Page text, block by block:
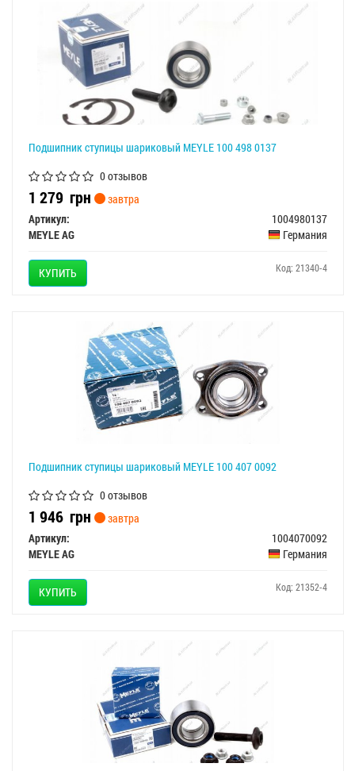
Подшипник ступицы шариковый MEYLE 100 498 0137
0 отзывов
1 279 грн
завтра
Артикул:
1004980137
MEYLE AG
Германия
КУПИТЬ Код: 21340-4
Подшипник ступицы шариковый MEYLE 100 407 0092
0 отзывов
1 946 грн
завтра
Артикул:
1004070092
MEYLE AG
Германия
КУПИТЬ Код: 21352-4